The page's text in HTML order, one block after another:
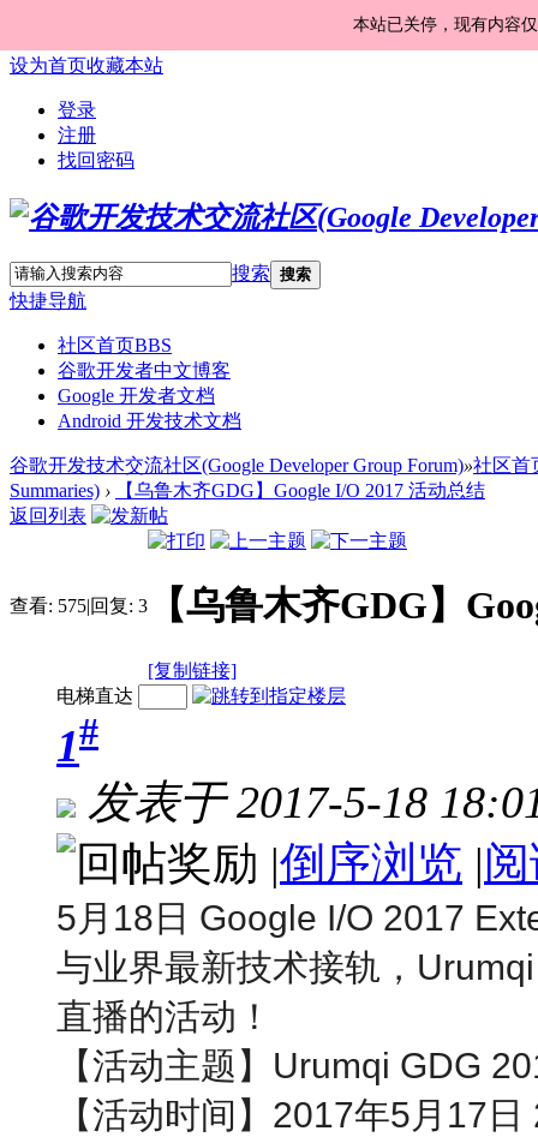
本站已关停，现有内容
设为首页收藏本站
登录
注册
找回密码
搜索 搜索
快捷导航
社区首页BBS
谷歌开发者中文博客
Google 开发者文档
Android 开发技术文档
谷歌开发技术交流社区(Google Developer Group Forum)»社区首
Summaries) ›
【乌鲁木齐GDG】Google I/O 2017 活动总结
返回列表
查看: 575|回复: 3 【乌鲁木齐GDG】
[复制链接]
电梯直达
1#
发表于 2017-5-18
|倒序浏览 |
5月18日 Google I/O 2017
与业界最新技术接轨，
直播的活动！
【活动主题】Urumqi GDG
【活动时间】2017年5月17